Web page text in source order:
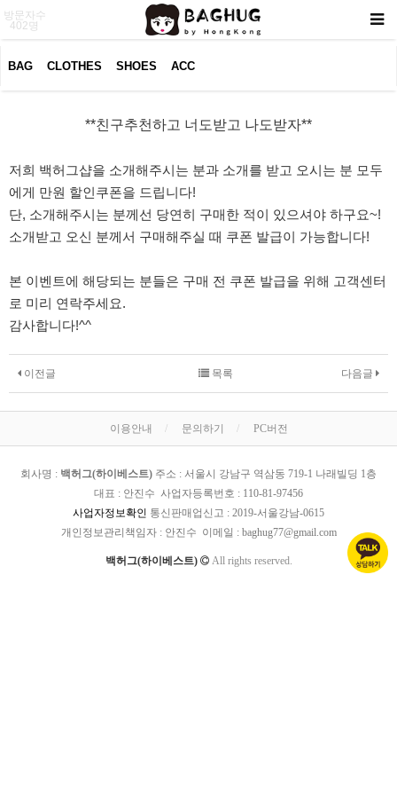
방문자수
402명
BAG CLOTHES SHOES ACC
**친구추천하고 너도받고 나도받자**
본문
저희 백허그샵을 소개해주시는 분과 소개를 받고 오시는 분 모두
에게 만원 할인쿠폰을 드립니다!
단, 소개해주시는 분께선 당연히 구매한 적이 있으셔야 하구요~!
소개받고 오신 분께서 구매해주실 때 쿠폰 발급이 가능합니다!
본 이벤트에 해당되는 분들은 구매 전 쿠폰 발급을 위해 고객센터
로 미리 연락주세요.
감사합니다!^^
이전글 다음글
목록
이용안내 문의하기 PC버전
회사명 : 백허그(하이베스트) 주소 : 서울시 강남구 역삼동 719-1 나래빌딩 1층
대표 : 안진수 사업자등록번호 : 110-81-97456
사업자정보확인 통신판매업신고 : 2019-서울강남-0615
개인정보관리책임자 : 안진수 이메일 : baghug77@gmail.com
백허그(하이베스트) All rights reserved.